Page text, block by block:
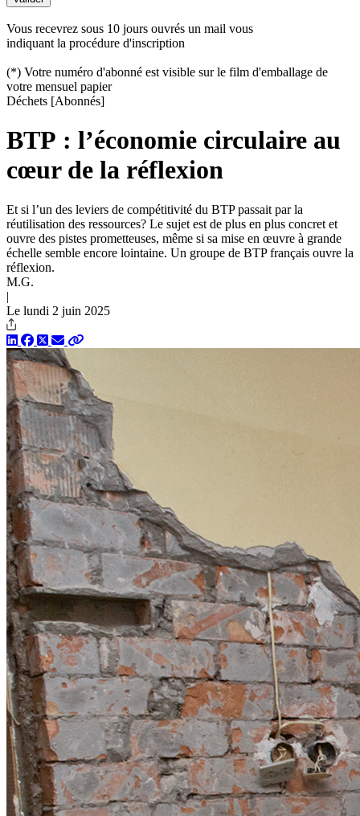
Vous recevrez sous 10 jours ouvrés un mail vous
indiquant la procédure d'inscription
(*) Votre numéro d'abonné est visible sur le film d'emballage de
votre mensuel papier
Déchets [Abonnés]
BTP : l’économie circulaire au
cœur de la réflexion
Et si l’un des leviers de compétitivité du BTP passait par la
réutilisation des ressources? Le sujet est de plus en plus concret et
ouvre des pistes prometteuses, même si sa mise en œuvre à grande
échelle semble encore lointaine. Un groupe de BTP français ouvre la
réflexion.
M.G.
|
Le lundi 2 juin 2025